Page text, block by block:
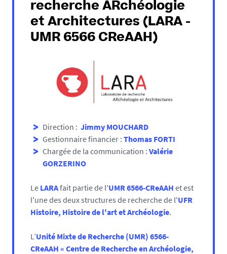
recherche ARchéologie
et Architectures (LARA -
UMR 6566 CReAAH)
Direction : Jimmy MOUCHARD
Gestionnaire financier : Thomas FORTI
Chargée de la communication : Valérie
GORZERINO
Le LARAfait partie de l'UMR 6566-CReAAH et est
l'une des deux structures de recherche de l'UFR
Histoire, Histoire de l'art et Archéologie.
L’Unité Mixte de Recherche (UMR) 6566-
CReAAH « Centre de Recherche en Archéologie,